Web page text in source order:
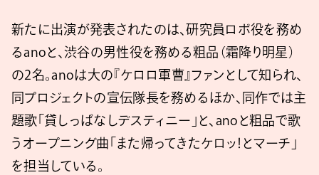
新たに出演が発表されたのは、研究員ロボ役を務め
るanoと、渋谷の男性役を務める粗品（霜降り明星）
の2名。anoは大の『ケロロ軍曹』ファンとして知られ、
同プロジェクトの宣伝隊長を務めるほか、同作では主
題歌「貸しっぱなしデスティニー」と、anoと粗品で歌
うオープニング曲「また帰ってきたケロッ！とマーチ」
を担当している。